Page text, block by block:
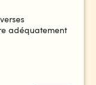
adéquatement